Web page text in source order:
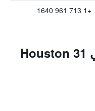
+1 713 961 1640
المزايا ووسائل الراحة في 31 Houston